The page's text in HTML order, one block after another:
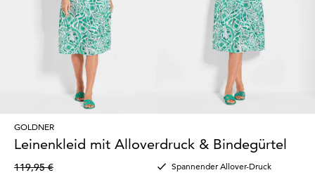
GOLDNER
Leinenkleid mit Alloverdruck & Bindegürtel
119,95 €
Spannender Allover-Druck